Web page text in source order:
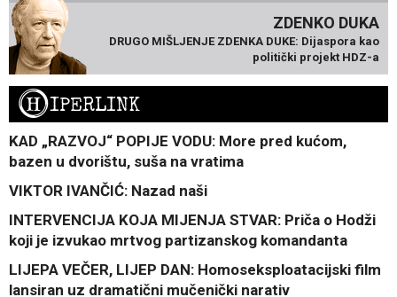
ZDENKO DUKA
DRUGO MIŠLJENJE ZDENKA DUKE: Dijaspora kao
politički projekt HDZ-a
HIPERLINK
KAD „RAZVOJ“ POPIJE VODU: More pred kućom,
bazen u dvorištu, suša na vratima
VIKTOR IVANČIĆ: Nazad naši
INTERVENCIJA KOJA MIJENJA STVAR: Priča o Hodži
koji je izvukao mrtvog partizanskog komandanta
LIJEPA VEČER, LIJEP DAN: Homoseksploatacijski film
lansiran uz dramatični mučenički narativ